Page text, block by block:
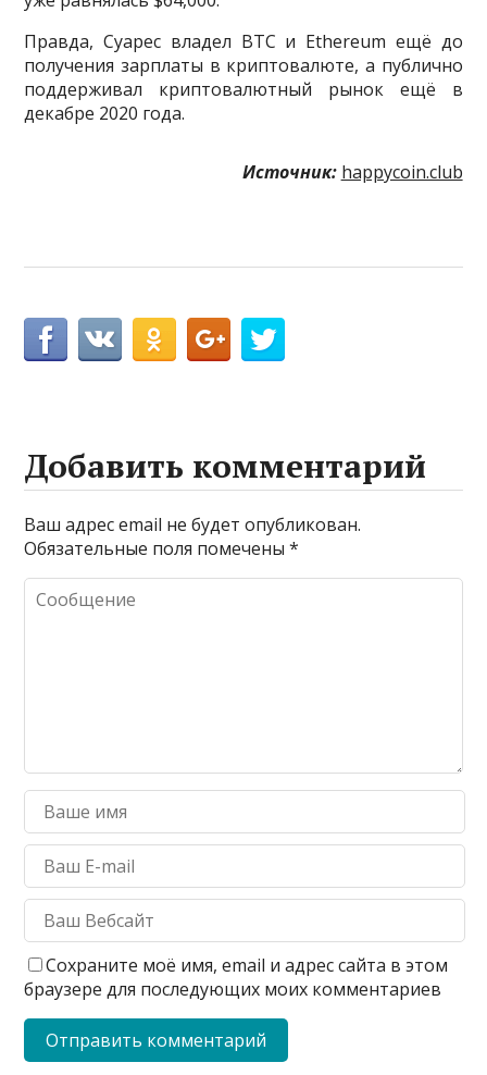
Правда, Суарес владел BTC и Ethereum ещё до
получения зарплаты в криптовалюте, а публично
поддерживал криптовалютный рынок ещё в
декабре 2020 года.
Источник: happycoin.club
Добавить комментарий
Ваш адрес email не будет опубликован.
Обязательные поля помечены*
Сохраните моё имя, email и адрес сайта в этом
браузере для последующих моих комментариев